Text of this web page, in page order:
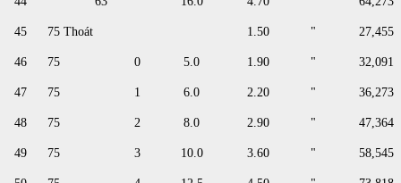
45 75 Thoát 1.50 " 27,455
46 75 0 5.0 1.90 " 32,091
47 75 1 6.0 2.20 " 36,273
48 75 2 8.0 2.90 " 47,364
49 75 3 10.0 3.60 " 58,545